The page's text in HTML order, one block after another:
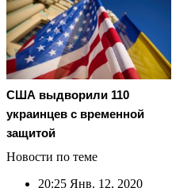
США выдворили 110
украинцев с временной
защитой
Новости по теме
20:25 Янв. 12, 2020